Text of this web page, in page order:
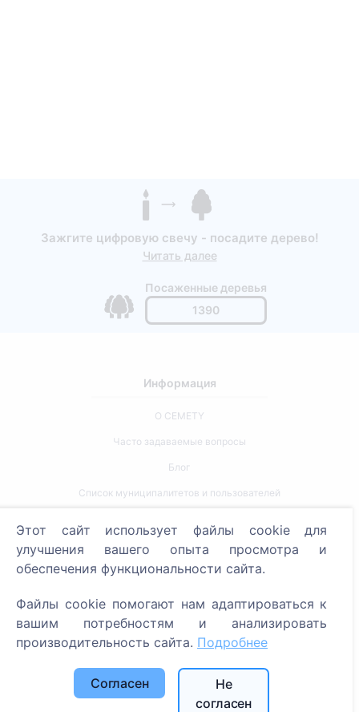
Зажгите цифровую свечу - посадите дерево!
Читать далее
Посаженные деревья
1390
Информация
О CEMETY
Часто задаваемые вопросы
Блог
Список муниципалитетов и пользователей
Настройки cookie
Поиск
Поиск усопших
Услуги
Этот сайт использует файлы cookie для
улучшения вашего опыта просмотра и
обеспечения функциональности сайта.
Файлы cookie помогают нам адаптироваться к
вашим потребностям и анализировать
производительность сайта. Подробнее
Согласен
Не
согласен